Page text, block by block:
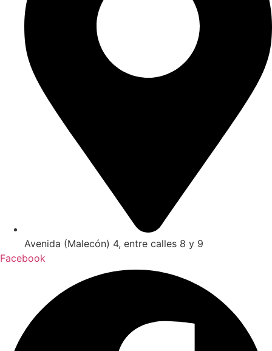
Avenida (Malecón) 4, entre calles 8 y 9
Facebook